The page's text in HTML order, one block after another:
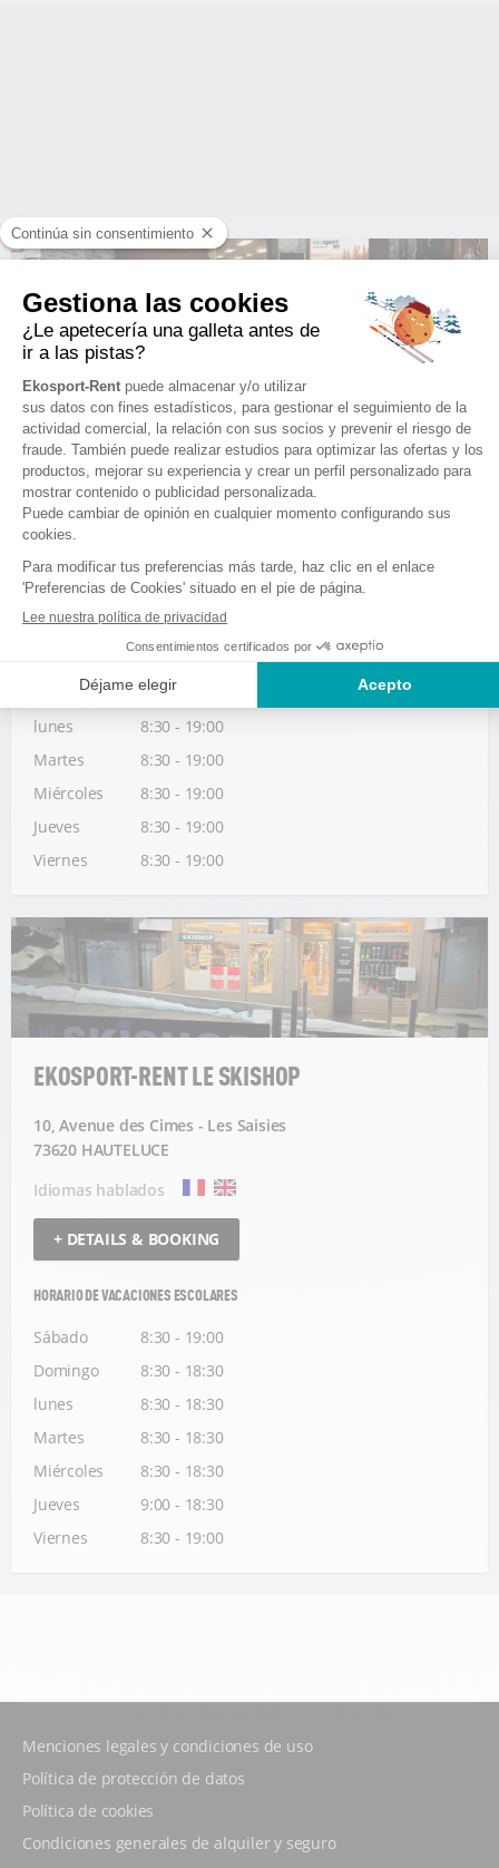
EKOSPORT-RENT LE VILLAGE
269, rue de la Voûte - Hauteluce village
73620 HAUTELUCE
Idiomas hablados
+ DETAILS & BOOKING
HORARIO DE VACACIONES ESCOLARES
Domingo
8:30 - 19:00
lunes
8:30 - 19:00
Martes
8:30 - 19:00
Miércoles
8:30 - 19:00
Jueves
8:30 - 19:00
Viernes
8:30 - 19:00
EKOSPORT-RENT LE SKISHOP
10, Avenue des Cimes - Les Saisies
73620 HAUTELUCE
Idiomas hablados
+ DETAILS & BOOKING
HORARIO DE VACACIONES ESCOLARES
Sábado
8:30 - 19:00
Domingo
8:30 - 18:30
lunes
8:30 - 18:30
Martes
8:30 - 18:30
Miércoles
8:30 - 18:30
Jueves
9:00 - 18:30
Viernes
8:30 - 19:00
Menciones legales y condiciones de uso
Política de protección de datos
Política de cookies
Condiciones generales de alquiler y seguro